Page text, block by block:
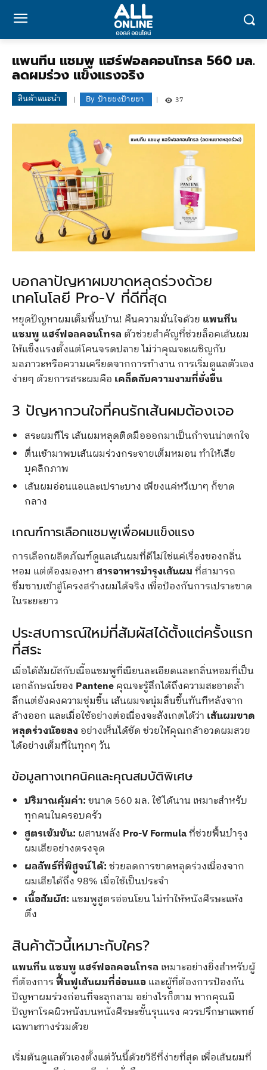
แพนทีน แชมพู แฮร์ฟอลคอนโทรล 560 มล.
ลดผมร่วง แข็งแรงจริง
สินค้าแนะนำ By ป้ายยงป้ายยา 37
บอกลาปัญหาผมขาดหลุดร่วงด้วย
เทคโนโลยี Pro-V ที่ดีที่สุด
หยุดปัญหาผมเต็มพื้นบ้าน! คืนความมั่นใจด้วย แพนทีน
แชมพู แฮร์ฟอลคอนโทรล ตัวช่วยสำคัญที่ช่วยล็อคเส้นผม
ให้แข็งแรงตั้งแต่โคนจรดปลาย ไม่ว่าคุณจะเผชิญกับ
มลภาวะหรือความเครียดจากการทำงาน การเริ่มดูแลตัวเอง
ง่ายๆ ด้วยการสระผมคือ เคล็ดลับความงามที่ยั่งยืน
3 ปัญหากวนใจที่คนรักเส้นผมต้องเจอ
สระผมทีไร เส้นผมหลุดติดมือออกมาเป็นกำจนน่าตกใจ
ตื่นเช้ามาพบเส้นผมร่วงกระจายเต็มหมอน ทำให้เสีย
บุคลิกภาพ
เส้นผมอ่อนแอและเปราะบาง เพียงแค่หวีเบาๆ ก็ขาด
กลาง
เกณฑ์การเลือกแชมพูเพื่อผมแข็งแรง
การเลือกผลิตภัณฑ์ดูแลเส้นผมที่ดีไม่ใช่แค่เรื่องของกลิ่น
หอม แต่ต้องมองหาสารอาหารบำรุงเส้นผมที่สามารถ
ซึมซาบเข้าสู่โครงสร้างผมได้จริง เพื่อป้องกันการเปราะขาด
ในระยะยาว
ประสบการณ์ใหม่ที่สัมผัสได้ตั้งแต่ครั้งแรก
ที่สระ
เมื่อได้สัมผัสกับเนื้อแชมพูที่เนียนละเอียดและกลิ่นหอมที่เป็น
เอกลักษณ์ของ Panteneคุณจะรู้สึกได้ถึงความสะอาดล้ำ
ลึกแต่ยังคงความชุ่มชื้น เส้นผมจะนุ่มลื่นขึ้นทันทีหลังจาก
ล้างออก และเมื่อใช้อย่างต่อเนื่องจะสังเกตได้ว่า เส้นผมขาด
หลุดร่วงน้อยลง อย่างเห็นได้ชัด ช่วยให้คุณกล้าอวดผมสวย
ได้อย่างเต็มที่ในทุกๆ วัน
ข้อมูลทางเทคนิคและคุณสมบัติพิเศษ
ปริมาณคุ้มค่า:ขนาด 560 มล. ใช้ได้นาน เหมาะสำหรับ
ทุกคนในครอบครัว
สูตรเข้มข้น: ผสานพลัง Pro-V Formulaที่ช่วยฟื้นบำรุง
ผมเสียอย่างตรงจุด
ผลลัพธ์ที่พิสูจน์ได้:ช่วยลดการขาดหลุดร่วงเนื่องจาก
ผมเสียได้ถึง 98% เมื่อใช้เป็นประจำ
เนื้อสัมผัส: แชมพูสูตรอ่อนโยน ไม่ทำให้หนังศีรษะแห้ง
ตึง
สินค้าตัวนี้เหมาะกับใคร?
แพนทีน แชมพู แฮร์ฟอลคอนโทรล เหมาะอย่างยิ่งสำหรับผู้
ที่ต้องการฟื้นฟูเส้นผมที่อ่อนแอและผู้ที่ต้องการป้องกัน
ปัญหาผมร่วงก่อนที่จะลุกลาม อย่างไรก็ตาม หากคุณมี
ปัญหาโรคผิวหนังบนหนังศีรษะขั้นรุนแรง ควรปรึกษาแพทย์
เฉพาะทางร่วมด้วย
เริ่มต้นดูแลตัวเองตั้งแต่วันนี้ด้วยวิธีที่ง่ายที่สุด เพื่อเส้นผมที่